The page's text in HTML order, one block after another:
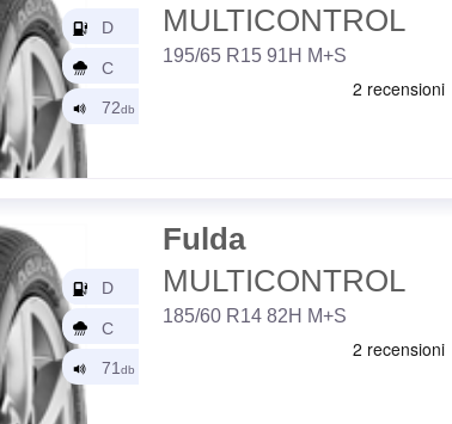
MULTICONTROL
195/65 R15 91H M+S
Fulda
MULTICONTROL
185/60 R14 82H M+S